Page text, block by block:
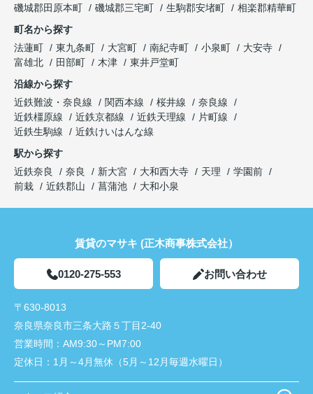
磯城郡田原本町
磯城郡三宅町 生駒郡安堵町
相楽郡精華町
町名から探す
法蓮町
東九条町 大宮町 南紀寺町 小泉町
大安寺
富雄北
田部町 木津
東井戸堂町
沿線から探す
近鉄難波・奈良線
関西本線 桜井線
奈良線
近鉄橿原線
近鉄京都線 近鉄天理線
片町線
近鉄生駒線
近鉄けいはんな線
駅から探す
近鉄奈良
奈良 新大宮 大和西大寺 天理
学園前
前栽
近鉄郡山 菖蒲池 大和小泉
賃貸のマサキ (正木商事株式会社）
0120-275-553 お問い合わせ
〒630-8013
奈良県奈良市三条大路５丁目2-40
営業時間： AM9:30～PM7:00
定休日： 1月～4月無休（5月～12月毎週水曜日）